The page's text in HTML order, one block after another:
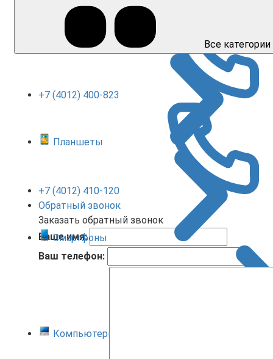
+7 (4012) 400-823
+7 (4012) 410-120
Обратный звонок
Заказать обратный звонок
Ваше имя:
Ваш телефон:
Все категории
Планшеты
Смартфоны
Компьютеры и ноутбуки